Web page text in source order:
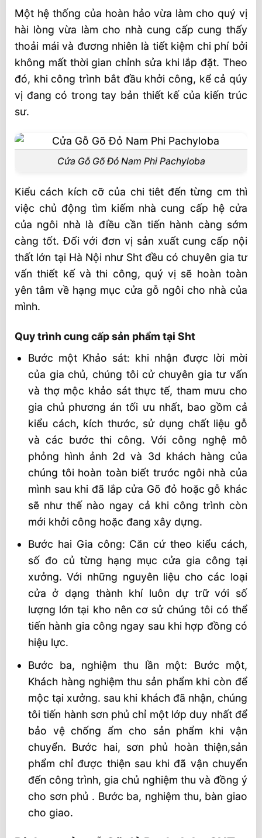
Một hệ thống của hoàn hảo vừa làm cho quý vị
hài lòng vừa làm cho nhà cung cấp cung thấy
thoải mái và đương nhiên là tiết kiệm chi phí bởi
không mất thời gian chỉnh sửa khi lắp đặt. Theo
đó, khi công trình bắt đầu khởi công, kể cả qúy
vị đang có trong tay bản thiết kế của kiến trúc
sư.
Cửa Gỗ Gõ Đỏ Nam Phi Pachyloba
Kiểu cách kích cỡ của chi tiêt đến từng cm thì
việc chủ động tìm kiếm nhà cung cấp hệ cửa
của ngôi nhà là điều cần tiến hành càng sớm
càng tốt. Đối với đơn vị sản xuất cung cấp nội
thất lớn tại Hà Nội như Sht đều có chuyên gia tư
vấn thiết kế và thi công, quý vị sẽ hoàn toàn
yên tâm về hạng mục cửa gỗ ngôi cho nhà của
mình.
Quy trình cung cấp sản phẩm tại Sht
Bước một Khảo sát: khi nhận được lời mời
của gia chủ, chúng tôi cử chuyên gia tư vấn
và thợ mộc khảo sát thực tế, tham mưu cho
gia chủ phương án tối ưu nhất, bao gồm cả
kiểu cách, kích thước, sử dụng chất liệu gỗ
và các bước thi công. Với công nghệ mô
phỏng hình ảnh 2d và 3d khách hàng của
chúng tôi hoàn toàn biết trước ngôi nhà của
mình sau khi đã lắp cửa Gõ đỏ hoặc gỗ khác
sẽ như thế nào ngay cả khi công trình còn
mới khởi công hoặc đang xây dựng.
Bước hai Gia công: Căn cứ theo kiểu cách,
số đo củ từng hạng mục cửa gia công tại
xưởng. Với những nguyên liệu cho các loại
cửa ở dạng thành khí luôn dự trữ với số
lượng lớn tại kho nên cơ sử chúng tôi có thể
tiến hành gia công ngay sau khi hợp đồng có
hiệu lực.
Bước ba, nghiệm thu lần một: Bước một,
Khách hàng nghiệm thu sản phẩm khi còn để
mộc tại xưởng. sau khi khách đã nhận, chúng
tôi tiến hành sơn phủ chỉ một lớp duy nhất để
bảo vệ chống ẩm cho sản phẩm khi vận
chuyển. Bước hai, sơn phủ hoàn thiện,sản
phẩm chỉ được thiện sau khi đã vận chuyển
đến công trình, gia chủ nghiệm thu và đồng ý
cho sơn phủ . Bước ba, nghiệm thu, bàn giao
cho giao.